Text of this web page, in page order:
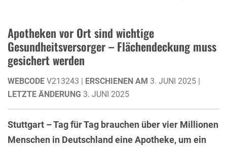
Apotheken vor Ort sind wichtige
Gesundheitsversorger – Flächendeckung muss
gesichert werden
WEBCODE V213243 | ERSCHIENEN AM 3. JUNI 2025 |
LETZTE ÄNDERUNG 3. JUNI 2025
Stuttgart – Tag für Tag brauchen über vier Millionen
Menschen in Deutschland eine Apotheke, um ein